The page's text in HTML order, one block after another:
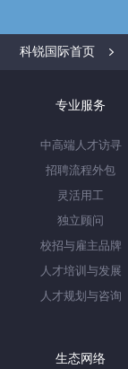
科锐国际首页
专业服务
中高端人才访寻
招聘流程外包
灵活用工
独立顾问
校招与雇主品牌
人才培训与发展
人才规划与咨询
生态网络